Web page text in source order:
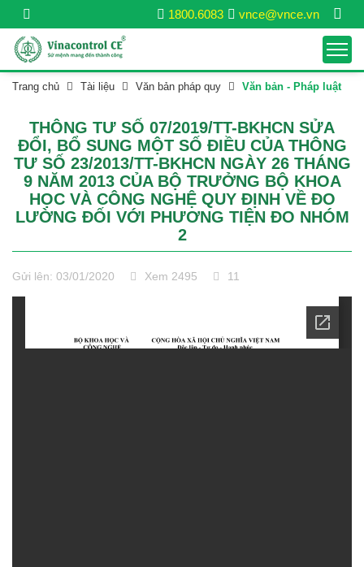
vnce@vnce.vn
1800.6083
Trang chủ Tài liệu Văn bản pháp quy Văn bản - Pháp luật
THÔNG TƯ SỐ 07/2019/TT-BKHCN SỬA
ĐỔI, BỔ SUNG MỘT SỐ ĐIỀU CỦA THÔNG
TƯ SỐ 23/2013/TT-BKHCN NGÀY 26 THÁNG
9 NĂM 2013 CỦA BỘ TRƯỞNG BỘ KHOA
HỌC VÀ CÔNG NGHỆ QUY ĐỊNH VỀ ĐO
LƯỜNG ĐỐI VỚI PHƯƠNG TIỆN ĐO NHÓM
2
Gửi lên: 03/01/2020 Xem 2495 11